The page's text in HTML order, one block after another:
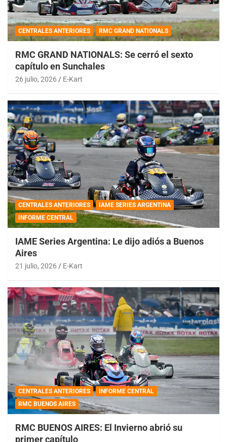
CENTRALES ANTERIORES RMC GRAND NATIONALS
RMC GRAND NATIONALS: Se cerró el sexto
capítulo en Sunchales
26 julio, 2026 E-Kart
CENTRALES ANTERIORES
IAME SERIES ARGENTINA
INFORME CENTRAL
IAME Series Argentina: Le dijo adiós a Buenos
Aires
21 julio, 2026 E-Kart
CENTRALES ANTERIORES
INFORME CENTRAL
RMC BUENOS AIRES
RMC BUENOS AIRES: El Invierno abrió su
primer capítulo